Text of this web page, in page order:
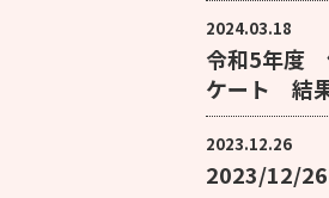
2024.03.18
令和5年度
ケート 結
2023.12.26
2023/12/26